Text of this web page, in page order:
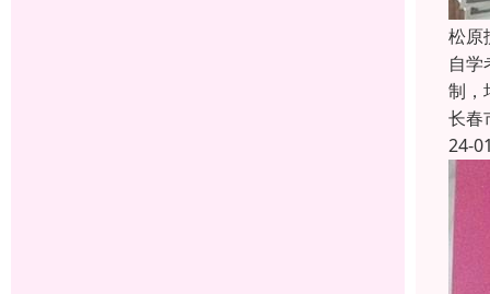
松原
自学
制，
长春
24-